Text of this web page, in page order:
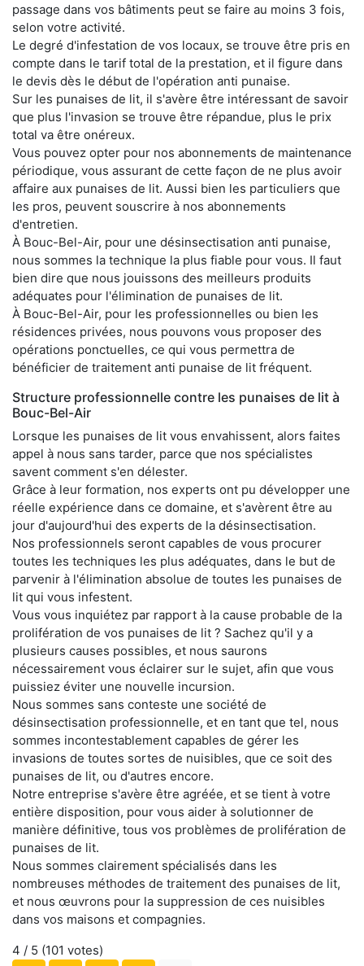
passage dans vos bâtiments peut se faire au moins 3 fois,
selon votre activité.
Le degré d'infestation de vos locaux, se trouve être pris en
compte dans le tarif total de la prestation, et il figure dans
le devis dès le début de l'opération anti punaise.
Sur les punaises de lit, il s'avère être intéressant de savoir
que plus l'invasion se trouve être répandue, plus le prix
total va être onéreux.
Vous pouvez opter pour nos abonnements de maintenance
périodique, vous assurant de cette façon de ne plus avoir
affaire aux punaises de lit. Aussi bien les particuliers que
les pros, peuvent souscrire à nos abonnements
d'entretien.
À Bouc-Bel-Air, pour une désinsectisation anti punaise,
nous sommes la technique la plus fiable pour vous. Il faut
bien dire que nous jouissons des meilleurs produits
adéquates pour l'élimination de punaises de lit.
À Bouc-Bel-Air, pour les professionnelles ou bien les
résidences privées, nous pouvons vous proposer des
opérations ponctuelles, ce qui vous permettra de
bénéficier de traitement anti punaise de lit fréquent.
Structure professionnelle contre les punaises de lit à
Bouc-Bel-Air
Lorsque les punaises de lit vous envahissent, alors faites
appel à nous sans tarder, parce que nos spécialistes
savent comment s'en délester.
Grâce à leur formation, nos experts ont pu développer une
réelle expérience dans ce domaine, et s'avèrent être au
jour d'aujourd'hui des experts de la désinsectisation.
Nos professionnels seront capables de vous procurer
toutes les techniques les plus adéquates, dans le but de
parvenir à l'élimination absolue de toutes les punaises de
lit qui vous infestent.
Vous vous inquiétez par rapport à la cause probable de la
prolifération de vos punaises de lit ? Sachez qu'il y a
plusieurs causes possibles, et nous saurons
nécessairement vous éclairer sur le sujet, afin que vous
puissiez éviter une nouvelle incursion.
Nous sommes sans conteste une société de
désinsectisation professionnelle, et en tant que tel, nous
sommes incontestablement capables de gérer les
invasions de toutes sortes de nuisibles, que ce soit des
punaises de lit, ou d'autres encore.
Notre entreprise s'avère être agréée, et se tient à votre
entière disposition, pour vous aider à solutionner de
manière définitive, tous vos problèmes de prolifération de
punaises de lit.
Nous sommes clairement spécialisés dans les
nombreuses méthodes de traitement des punaises de lit,
et nous œuvrons pour la suppression de ces nuisibles
dans vos maisons et compagnies.
4 / 5 (101 votes)